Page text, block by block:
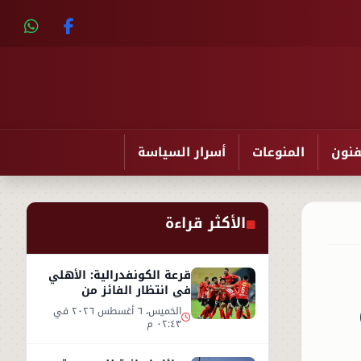
المنوعات أسرار السياسة
الأكثر قراءة
قرعة الكونفدرالية: الأهلي
في انتظار الفائز من
مقديشو سيتي وكيتاراالخميس، ٦ أغسطس ٢٠٢٦ في
٠٢:٤٣ م